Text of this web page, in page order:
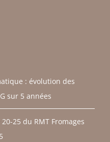
: évolution des
sur 5 années
25 du RMT Fromages